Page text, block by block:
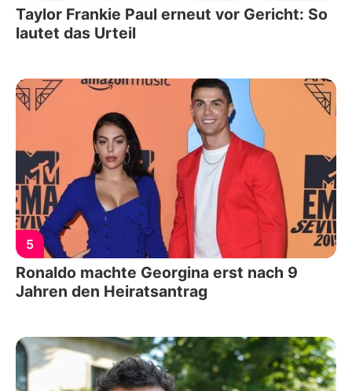
Taylor Frankie Paul erneut vor Gericht: So
lautet das Urteil
5
Ronaldo machte Georgina erst nach 9
Jahren den Heiratsantrag